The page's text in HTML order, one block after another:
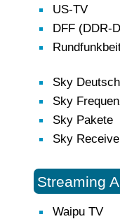
US-TV
DFF (DDR-
Sky
Sky
Sky Pakete
Sky
Streaming
Waipu TV